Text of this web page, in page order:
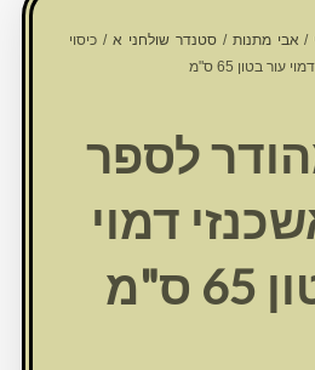
מתנות/סטנדר שולחני א/ כיסוי
65 ס"מ
לספר
דמוי